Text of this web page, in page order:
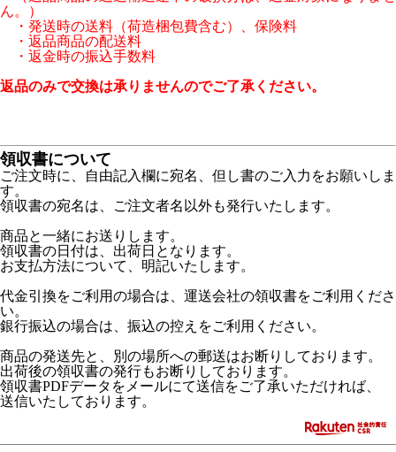
ん。）
・発送時の送料（荷造梱包費含む）、保険料
・返品商品の配送料
・返金時の振込手数料
返品のみで交換は承りませんのでご了承ください。
領収書について
ご注文時に、自由記入欄に宛名、但し書のご入力をお願いしま
す。
領収書の宛名は、ご注文者名以外も発行いたします。
商品と一緒にお送りします。
領収書の日付は、出荷日となります。
お支払方法について、明記いたします。
代金引換をご利用の場合は、運送会社の領収書をご利用くださ
い。
銀行振込の場合は、振込の控えをご利用ください。
商品の発送先と、別の場所への郵送はお断りしております。
出荷後の領収書の発行もお断りしております。
領収書PDFデータをメールにて送信をご了承いただければ、
送信いたしております。